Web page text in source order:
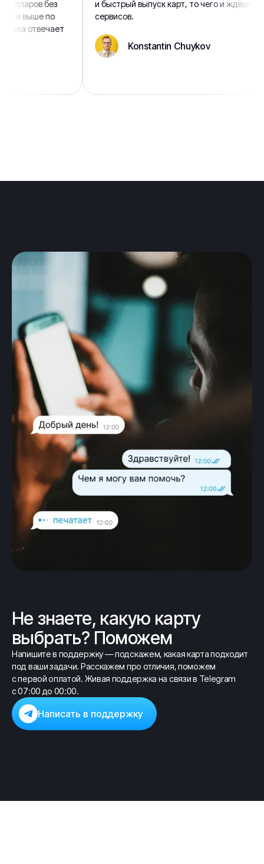
без
выше по
отвечает
и быстрый выпуск карт, то чего и ждёшь от таких
сервисов.
Konstantin Chuykov
Не знаете, какую карту
выбрать? Поможем
Напишите в поддержку — подскажем, какая карта подходит
под ваши задачи. Расскажем про отличия, поможем
с первой оплатой. Живая поддержка на связи в Telegram
с 07:00 до 00:00.
Написать в поддержку